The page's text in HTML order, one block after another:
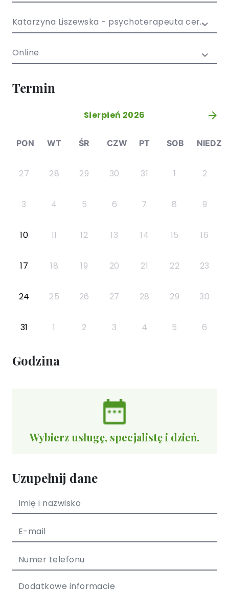
dla dzieci i
młodzieży
Katarzyna Liszewska - psychoterapeuta certyfikowany
Online
Termin
Sierpień 2026 »
PON WT ŚR CZW PT SOB NIEDZ
27 28 29 30 31 1 2
3 4 5 6 7 8 9
10 11 12 13 14 15 16
17 18 19 20 21 22 23
24 25 26 27 28 29 30
31 1 2 3 4 5 6
Godzina
Wybierz usługę, specjalistę i dzień.
Uzupełnij dane